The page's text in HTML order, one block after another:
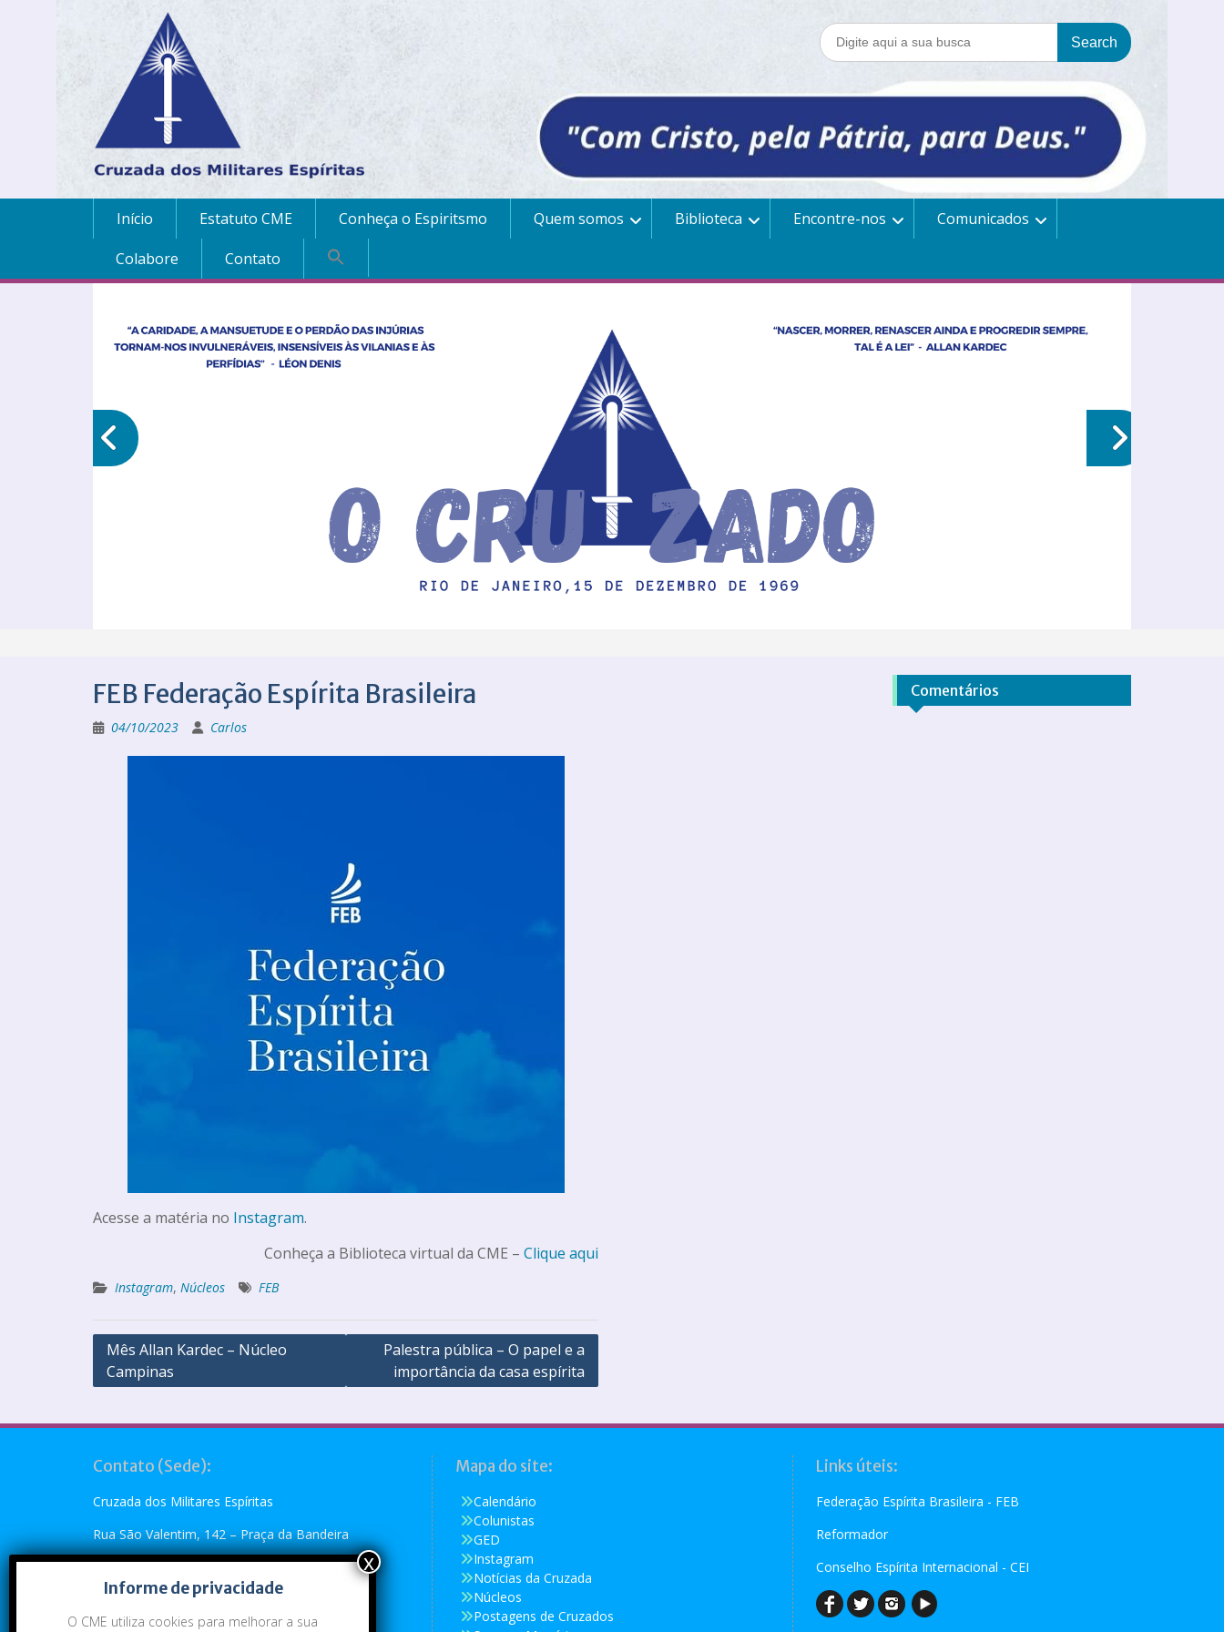
Início Estatuto CME Conheça o Espiritsmo Quem somos Biblioteca Encontre-nos
Comunicados
Colabore
Contato
FEB Federação Espírita Brasileira
04/10/2023 Carlos
Acesse a matéria no Instagram.
Conheça a Biblioteca virtual da CME – Clique aqui
Instagram, Núcleos FEB
Mês Allan Kardec – Núcleo
Campinas
Palestra pública – O papel e a
importância da casa espírita
Comentários
Contato (Sede):
Cruzada dos Militares Espíritas
Rua São Valentim, 142 – Praça da Bandeira
Rio de Janeiro, RJ – CEP: 20.260-110
Telefone: (21) 2273-4896 ou (21) 2273-5790
Mapa do site:
Calendário
Colunistas
GED
Instagram
Notícias da Cruzada
Núcleos
Postagens de Cruzados
Links úteis:
Federação Espírita Brasileira - FEB
Reformador
Conselho Espírita Internacional - CEI
Informe de privacidade
O CME utiliza cookies para melhorar a sua